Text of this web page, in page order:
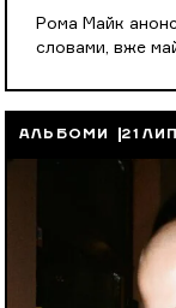
Рома Майк
словами, вже
АЛЬБОМИ 21